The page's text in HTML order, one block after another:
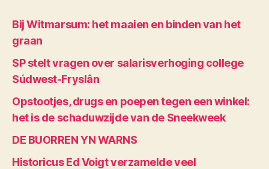
Bij Witmarsum: het maaien en binden van het
graan
SP stelt vragen over salarisverhoging college
Súdwest-Fryslân
Opstootjes, drugs en poepen tegen een winkel:
het is de schaduwzijde van de Sneekweek
DE BUORREN YN WARNS
Historicus Ed Voigt verzamelde veel